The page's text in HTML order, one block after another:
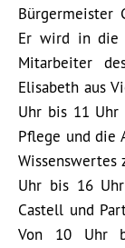
Bürgermeister
Er wird in die
Mitarbeiter
Elisabeth aus
Uhr bis 11 Uhr
Pflege und die
Uhr bis 16
Castell und
Von 10 Uhr